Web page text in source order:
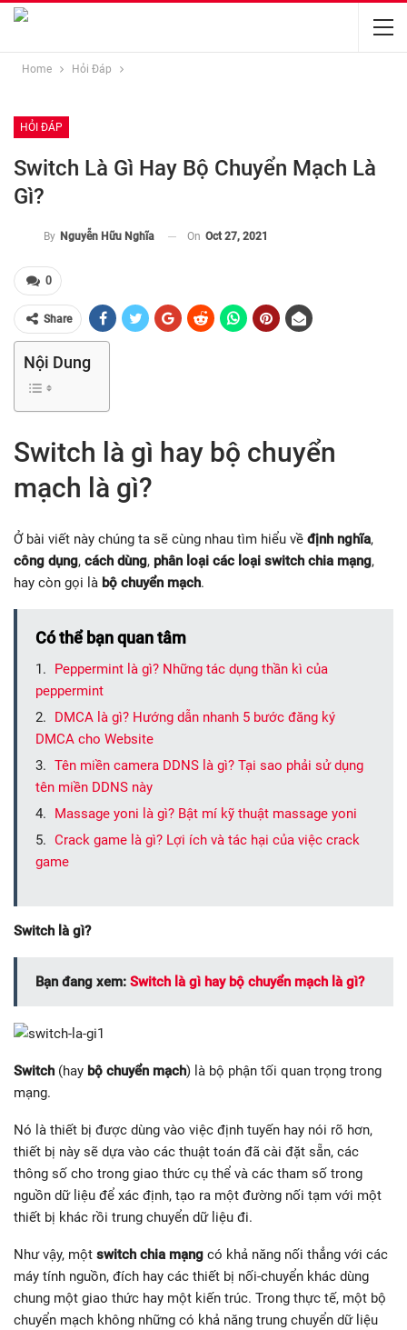
Home Hỏi Đáp
HỎI ĐÁP
Switch Là Gì Hay Bộ Chuyển Mạch Là
Gì?
By Nguyễn Hữu Nghĩa On Oct 27, 2021
0
Share
Nội Dung
Switch là gì hay bộ chuyển
mạch là gì?
Ở bài viết này chúng ta sẽ cùng nhau tìm hiểu về định nghĩa,
công dụng, cách dùng, phân loại các loại switch chia mạng,
hay còn gọi là bộ chuyển mạch.
Có thể bạn quan tâm
Peppermint là gì? Những tác dụng thần kì của
peppermint
DMCA là gì? Hướng dẫn nhanh 5 bước đăng ký
DMCA cho Website
Tên miền camera DDNS là gì? Tại sao phải sử dụng
tên miền DDNS này
Massage yoni là gì? Bật mí kỹ thuật massage yoni
Crack game là gì? Lợi ích và tác hại của việc crack
game
Switch là gì?
Bạn đang xem: Switch là gì hay bộ chuyển mạch là gì?
Switch (hay bộ chuyển mạch) là bộ phận tối quan trọng trong
mạng.
Nó là thiết bị được dùng vào việc định tuyến hay nói rõ hơn,
thiết bị này sẽ dựa vào các thuật toán đã cài đặt sẵn, các
thông số cho trong giao thức cụ thể và các tham số trong
nguồn dữ liệu để xác định, tạo ra một đường nối tạm với một
thiết bị khác rồi trung chuyển dữ liệu đi.
Như vậy, một switch chia mạng có khả năng nối thẳng với các
máy tính nguồn, đích hay các thiết bị nối-chuyển khác dùng
chung một giao thức hay một kiến trúc. Trong thực tế, một bộ
chuyển mạch không những có khả năng trung chuyển dữ liệu